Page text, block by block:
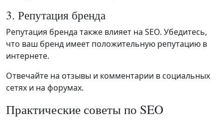
3. Репутация бренда
Репутация бренда также влияет на SEO. Убедитесь,
что ваш бренд имеет положительную репутацию в
интернете.
Отвечайте на отзывы и комментарии в социальных
сетях и на форумах.
Практические советы по SEO